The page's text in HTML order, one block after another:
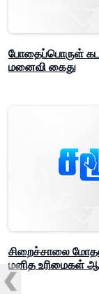
போதைப்பொருள்
மனைவி கைது
சிறைச்சாலை
மனித உரிமைகள்